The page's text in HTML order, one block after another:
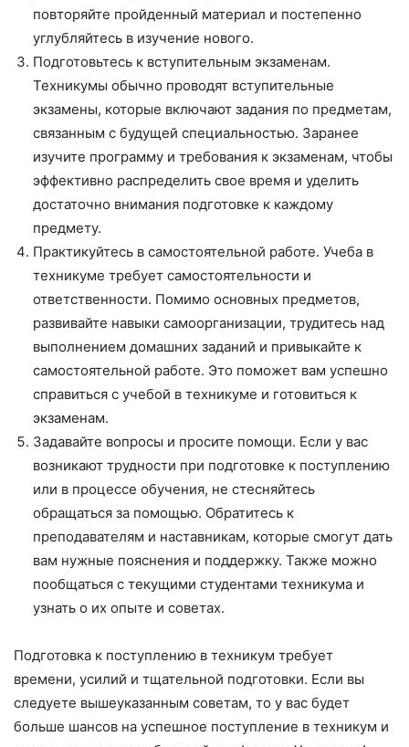
повторяйте пройденный материал и постепенно
углубляйтесь в изучение нового.
Подготовьтесь к вступительным экзаменам.
Техникумы обычно проводят вступительные
экзамены, которые включают задания по предметам,
связанным с будущей специальностью. Заранее
изучите программу и требования к экзаменам, чтобы
эффективно распределить свое время и уделить
достаточно внимания подготовке к каждому
предмету.
Практикуйтесь в самостоятельной работе. Учеба в
техникуме требует самостоятельности и
ответственности. Помимо основных предметов,
развивайте навыки самоорганизации, трудитесь над
выполнением домашних заданий и привыкайте к
самостоятельной работе. Это поможет вам успешно
справиться с учебой в техникуме и готовиться к
экзаменам.
Задавайте вопросы и просите помощи. Если у вас
возникают трудности при подготовке к поступлению
или в процессе обучения, не стесняйтесь
обращаться за помощью. Обратитесь к
преподавателям и наставникам, которые смогут дать
вам нужные пояснения и поддержку. Также можно
пообщаться с текущими студентами техникума и
узнать о их опыте и советах.
Подготовка к поступлению в техникум требует
времени, усилий и тщательной подготовки. Если вы
следуете вышеуказанным советам, то у вас будет
больше шансов на успешное поступление в техникум и